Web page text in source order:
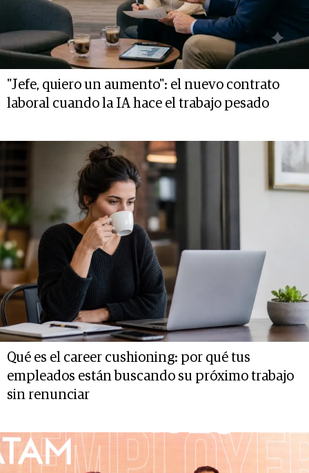
"Jefe, quiero un aumento": el nuevo contrato
laboral cuando la IA hace el trabajo pesado
Qué es el career cushioning: por qué tus
empleados están buscando su próximo trabajo
sin renunciar